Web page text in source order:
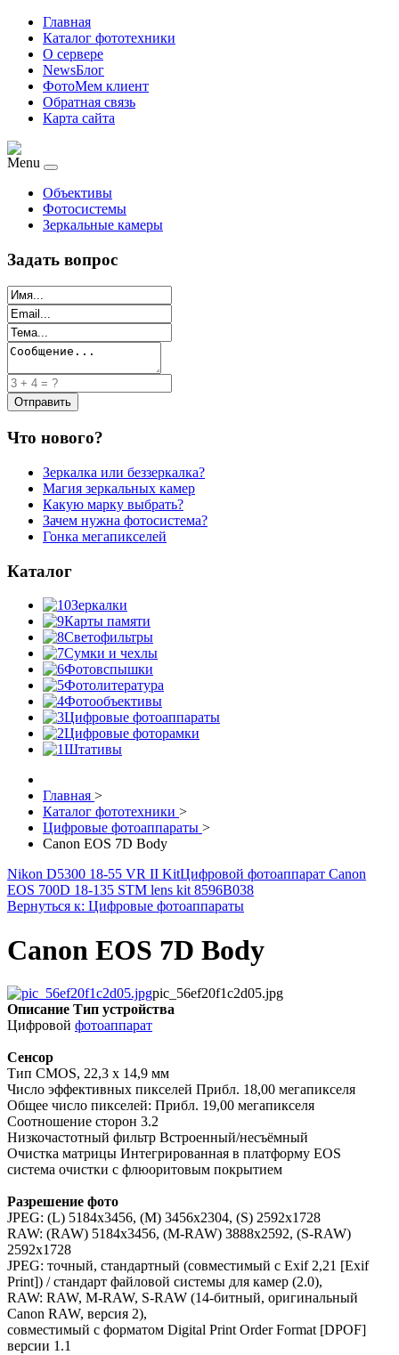
Главная
Каталог фототехники
О сервере
NewsБлог
ФотоМем клиент
Обратная связь
Карта сайта
Menu
Объективы
Фотосистемы
Зеркальные камеры
Задать вопрос
Что нового?
Зеркалка или беззеркалка?
Магия зеркальных камер
Какую марку выбрать?
Зачем нужна фотосистема?
Гонка мегапикселей
Каталог
Зеркалки
Карты памяти
Светофильтры
Сумки и чехлы
Фотовспышки
Фотолитература
Фотообъективы
Цифровые фотоаппараты
Цифровые фоторамки
Штативы
Главная >
Каталог фототехники >
Цифровые фотоаппараты >
Canon EOS 7D Body
Nikon D5300 18-55 VR II KitЦифровой фотоаппарат Canon
EOS 700D 18-135 STM lens kit 8596B038
Вернуться к: Цифровые фотоаппараты
Canon EOS 7D Body
pic_56ef20f1c2d05.jpg
Описание Тип устройства
Цифровой фотоаппарат
Сенсор
Тип CMOS, 22,3 x 14,9 мм
Число эффективных пикселей Прибл. 18,00 мегапикселя
Общее число пикселей: Прибл. 19,00 мегапикселя
Соотношение сторон 3.2
Низкочастотный фильтр Встроенный/несъёмный
Очистка матрицы Интегрированная в платформу EOS
система очистки с флюоритовым покрытием
Разрешение фото
JPEG: (L) 5184x3456, (M) 3456x2304, (S) 2592x1728
RAW: (RAW) 5184x3456, (M-RAW) 3888x2592, (S-RAW)
2592x1728
JPEG: точный, стандартный (совместимый с Exif 2,21 [Exif
Print]) / стандарт файловой системы для камер (2.0),
RAW: RAW, M-RAW, S-RAW (14-битный, оригинальный
Canon RAW, версия 2),
совместимый с форматом Digital Print Order Format [DPOF]
версии 1.1